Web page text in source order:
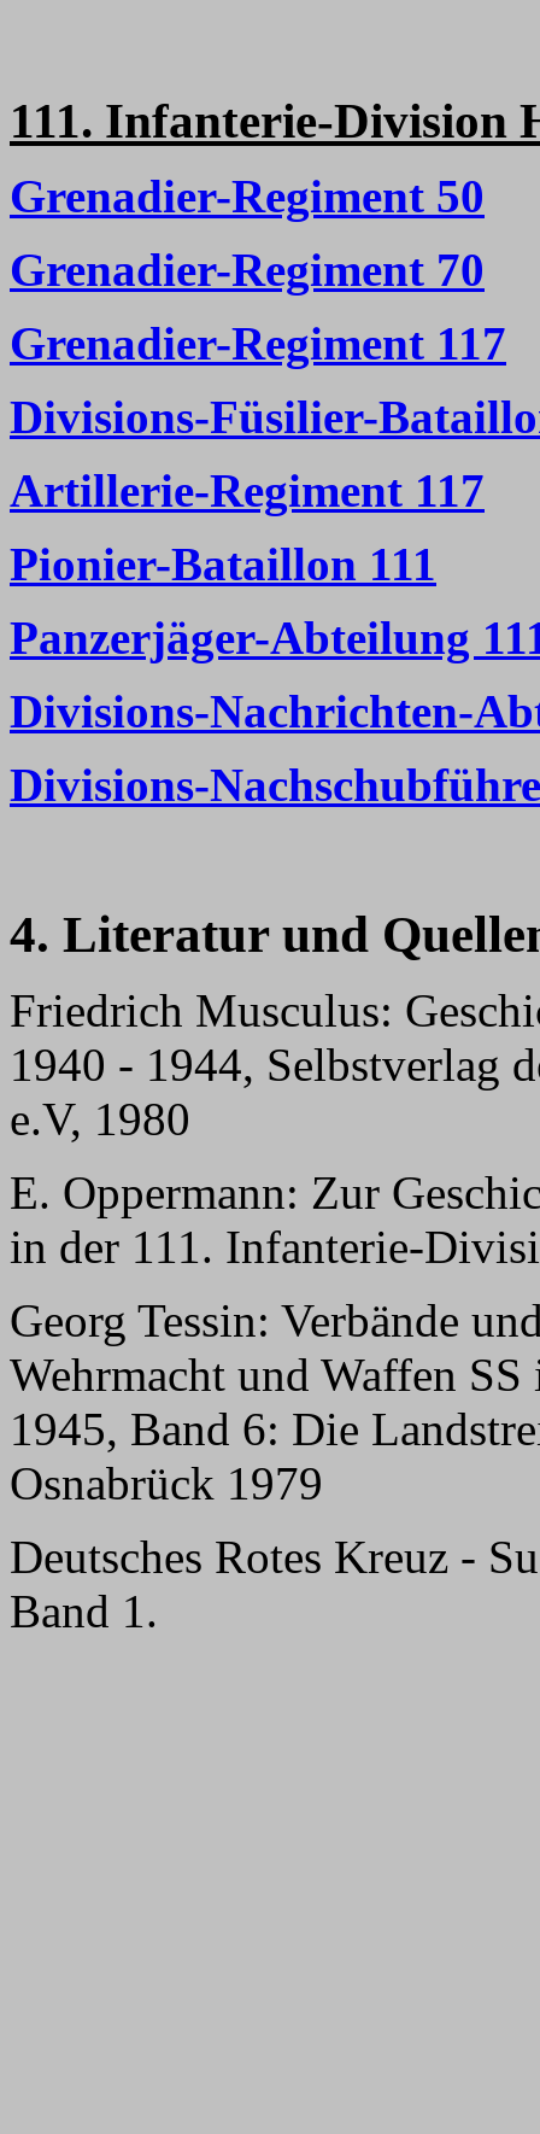
111. Infanterie-Division
Grenadier-Regiment 50
Grenadier-Regiment 70
Grenadier-Regiment 117
Divisions-Füsilier-
Artillerie-Regiment 117
Pionier-Bataillon 111
Panzerjäger-Abteilung
Divisions-Nachrichten-
Divisions-
4. Literatur und
Friedrich Musculus:
1940 - 1944, Selbstverlag
e.V, 1980
E. Oppermann: Zur
in der 111. Infanterie-
Georg Tessin: Verbände
Wehrmacht und Waffen
1945, Band 6: Die
Osnabrück 1979
Deutsches Rotes Kreuz -
Band 1.